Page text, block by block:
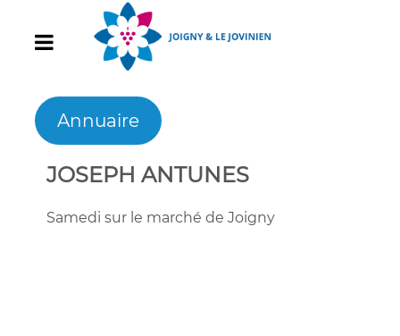
Annuaire
JOSEPH ANTUNES
Samedi sur le marché de Joigny